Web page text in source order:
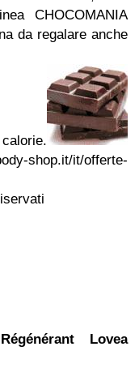
CHOCOMANIA
da regalare anche
it/offerte-
Lovea